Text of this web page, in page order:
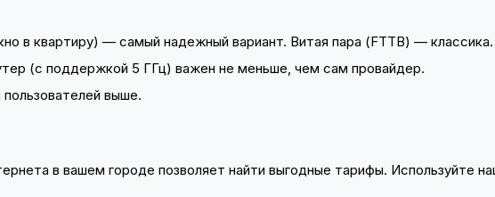
в квартиру) — самый надежный вариант. Витая пара (FTTB) —
(с поддержкой 5 ГГц) важен не меньше, чем сам провайдер.
выше.
в вашем городе позволяет найти выгодные тарифы. Используйте